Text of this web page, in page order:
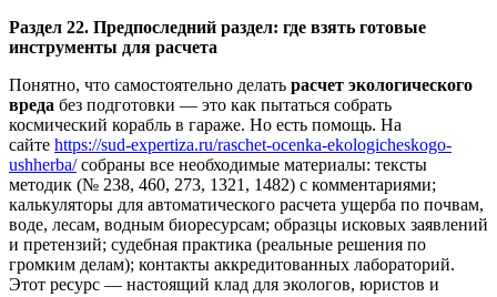
Раздел 22. Предпоследний раздел: где взять готовые
инструменты для расчета
Понятно, что самостоятельно делать расчет экологического
вреда без подготовки — это как пытаться собрать
космический корабль в гараже. Но есть помощь. На
сайте https://sud-expertiza.ru/raschet-ocenka-ekologicheskogo-
ushherba/собраны все необходимые материалы: тексты
методик (№ 238, 460, 273, 1321, 1482) с комментариями;
калькуляторы для автоматического расчета ущерба по почвам,
воде, лесам, водным биоресурсам; образцы исковых заявлений
и претензий; судебная практика (реальные решения по
громким делам); контакты аккредитованных лабораторий.
Этот ресурс — настоящий клад для экологов, юристов и